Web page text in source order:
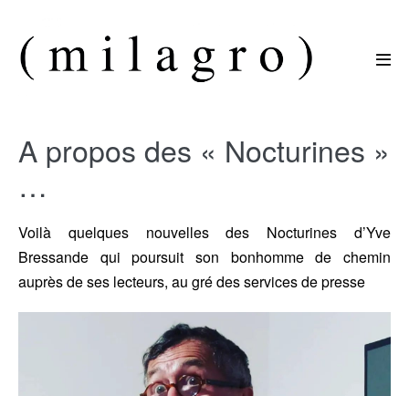
contenu
A propos des « Nocturines »
…
Voilà quelques nouvelles des Nocturines d’Yve
Bressande qui poursuit son bonhomme de chemin
auprès de ses lecteurs, au gré des services de presse